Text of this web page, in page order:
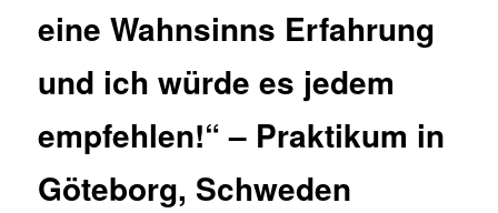
eine Wahnsinns Erfahrung
und ich würde es jedem
empfehlen!“ – Praktikum in
Göteborg, Schweden